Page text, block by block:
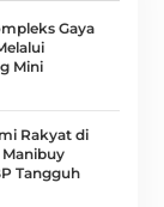
Gaya
Mini
Rakyat di
Tangguh